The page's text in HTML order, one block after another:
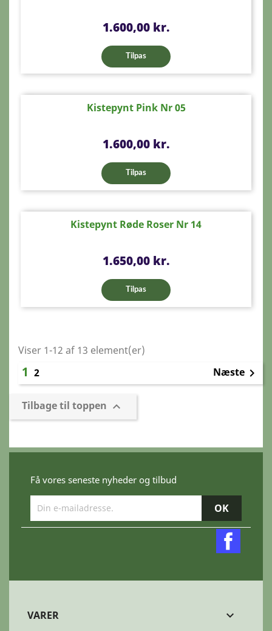
Pris
1.600,00 kr.
Tilpas
Kistepynt Pink Nr 05
Pris
1.600,00 kr.
Tilpas
Kistepynt Røde Roser Nr 14
Pris
1.650,00 kr.
Tilpas
Viser 1-12 af 13 element(er)
1 2 Næste 
Tilbage til toppen 
Få vores seneste nyheder og tilbud
VARER 